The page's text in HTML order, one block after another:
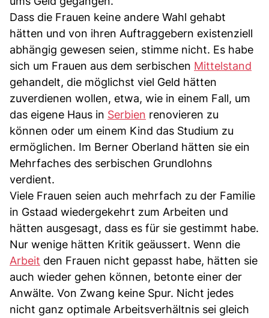
Dass die Frauen keine andere Wahl gehabt
hätten und von ihren Auftraggebern existenziell
abhängig gewesen seien, stimme nicht. Es habe
sich um Frauen aus dem serbischen Mittelstand
gehandelt, die möglichst viel Geld hätten
zuverdienen wollen, etwa, wie in einem Fall, um
das eigene Haus in Serbien renovieren zu
können oder um einem Kind das Studium zu
ermöglichen. Im Berner Oberland hätten sie ein
Mehrfaches des serbischen Grundlohns
verdient.
Viele Frauen seien auch mehrfach zu der Familie
in Gstaad wiedergekehrt zum Arbeiten und
hätten ausgesagt, dass es für sie gestimmt habe.
Nur wenige hätten Kritik geäussert. Wenn die
Arbeit den Frauen nicht gepasst habe, hätten sie
auch wieder gehen können, betonte einer der
Anwälte. Von Zwang keine Spur. Nicht jedes
nicht ganz optimale Arbeitsverhältnis sei gleich